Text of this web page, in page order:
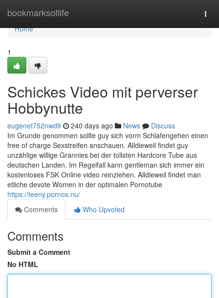
bookmarksoflife
Home
Home
1
Schickes Video mit perverser
Hobbynutte
eugenet752nwd9 240 days ago News
Discuss
Im Grunde genommen sollte guy sich vorm Schlafengehen einen
free of charge Sexstreifen anschauen. Alldieweil findet guy
unzählige willige Grannies bei der tollsten Hardcore Tube aus
deutschen Landen. Im Regelfall kann gentleman sich immer ein
kostenloses FSK Online video reinziehen. Alldieweil findet man
etliche devote Women in der optimalen Pornotube
https://teeny.pornos.nu/
Comments
Who Upvoted
Comments
Submit a Comment
No HTML